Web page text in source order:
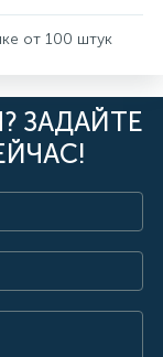
от 100 штук
ЗАДАЙТЕ